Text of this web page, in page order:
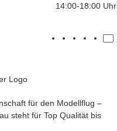
14:00-18:00 Uhr
für den Modellflug –
steht für Top Qualität bis